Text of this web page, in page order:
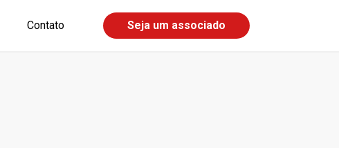
Contato Seja um associado